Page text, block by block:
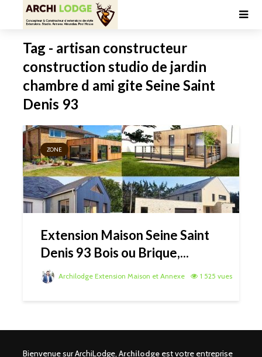
Tag - artisan constructeur
construction studio de jardin
chambre d ami gite Seine Saint
Denis 93
ZONE
Extension Maison Seine Saint
Denis 93 Bois ou Brique,...
Archilodge Extension Maison et Annexe 1 525 vues
Bienvenue sur ArchiLodge, Archilodge est votre entreprise